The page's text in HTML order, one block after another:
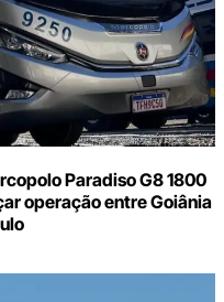
Paradiso G8 1800
operação entre Goiânia